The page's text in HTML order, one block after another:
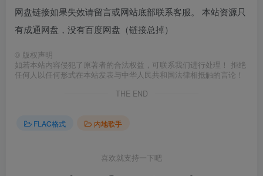
网盘链接如果失效请留言或网站底部联系客服。 本站资源只
有成通网盘，没有百度网盘（链接总掉）
© 版权声明
如若本站内容侵犯了原著者的合法权益，可联系我们进行处理！ 拒绝
任何人以任何形式在本站发表与中华人民共和国法律相抵触的言论！
THE END
FLAC格式 内地歌手
喜欢就支持一下吧